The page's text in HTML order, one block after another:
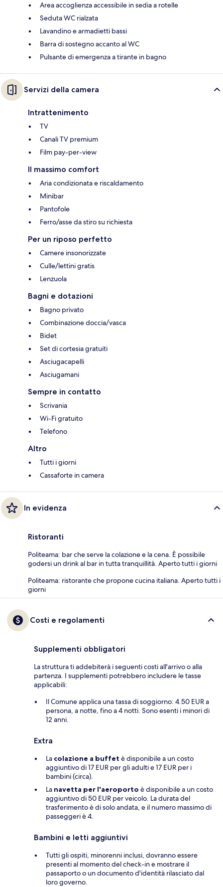
Area accoglienza accessibile in sedia a rotelle
Seduta WC rialzata
Lavandino e armadietti bassi
Barra di sostegno accanto al WC
Pulsante di emergenza a tirante in bagno
Servizi della camera
Intrattenimento
TV
Canali TV premium
Film pay-per-view
Il massimo comfort
Aria condizionata e riscaldamento
Minibar
Pantofole
Ferro/asse da stiro su richiesta
Per un riposo perfetto
Camere insonorizzate
Culle/lettini gratis
Lenzuola
Bagni e dotazioni
Bagno privato
Combinazione doccia/vasca
Bidet
Set di cortesia gratuiti
Asciugacapelli
Asciugamani
Sempre in contatto
Scrivania
Wi-Fi gratuito
Telefono
Altro
Tutti i giorni
Cassaforte in camera
In evidenza
Ristoranti
Politeama: bar che serve la colazione e la cena. È possibile
godersi un drink al bar in tutta tranquillità. Aperto tutti i giorni
Politeama: ristorante che propone cucina italiana. Aperto tutti i
giorni
Costi e regolamenti
Supplementi obbligatori
La struttura ti addebiterà i seguenti costi all'arrivo o alla
partenza. I supplementi potrebbero includere le tasse
applicabili:
Il Comune applica una tassa di soggiorno: 4.50 EUR a
persona, a notte, fino a 4 notti. Sono esenti i minori di
12 anni.
Extra
La colazione a buffet è disponibile a un costo
aggiuntivo di 17 EUR per gli adulti e 17 EUR per i
bambini (circa).
La navetta per l'aeroporto è disponibile a un costo
aggiuntivo di 50 EUR per veicolo. La durata del
trasferimento è di solo andata, e il numero massimo di
passeggeri è 4.
Bambini e letti aggiuntivi
Tutti gli ospiti, minorenni inclusi, dovranno essere
presenti al momento del check-in e mostrare il
passaporto o un documento d'identità rilasciato dal
loro governo.